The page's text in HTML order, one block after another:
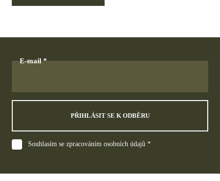
E-mail
PŘIHLÁSIT SE K ODBĚRU
Souhlasím se zpracováním osobních údajů *